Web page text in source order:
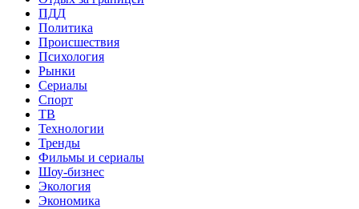
ПДД
Политика
Происшествия
Психология
Рынки
Сериалы
Спорт
ТВ
Технологии
Тренды
Фильмы и сериалы
Шоу-бизнес
Экология
Экономика